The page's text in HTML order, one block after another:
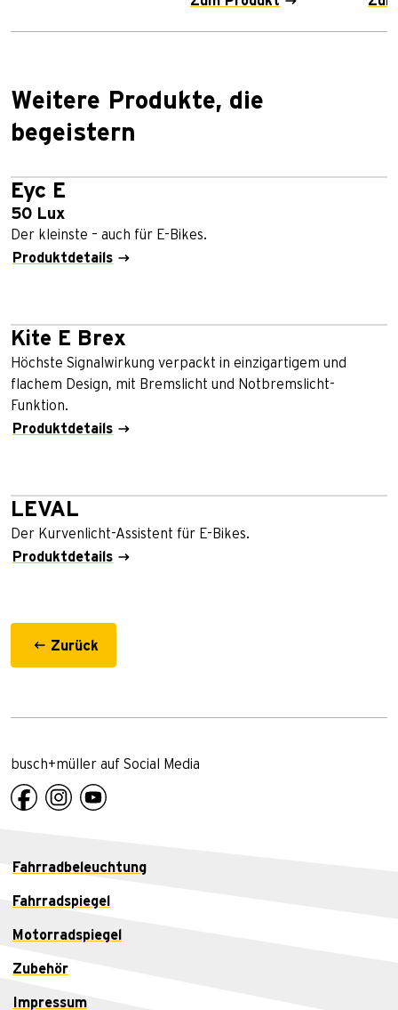
Weitere Produkte, die
begeistern
Eyc E
50 Lux
Der kleinste – auch für E-Bikes.
Produktdetails
Kite E Brex
Höchste Signalwirkung verpackt in einzigartigem und
flachem Design, mit Bremslicht und Notbremslicht-
Funktion.
Produktdetails
LEVAL
Der Kurvenlicht-Assistent für E-Bikes.
Produktdetails
Zurück
busch+müller auf Social Media
Fahrradbeleuchtung
Fahrradspiegel
Motorradspiegel
Zubehör
Impressum